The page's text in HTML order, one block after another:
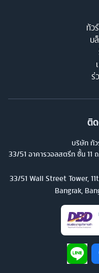
ทัว
บ
ร่
ติ
บริษัท ทั
33/51 อาคารวอลสตรีท ชั้น 11
33/51 Wall Street Tower,
Bangrak,